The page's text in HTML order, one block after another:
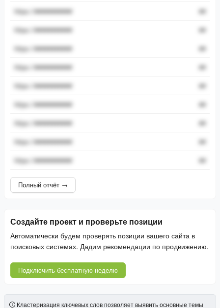
https://###########
##
https://###########
##
https://###########
##
https://###########
##
https://###########
##
https://###########
##
https://###########
##
https://###########
##
https://###########
##
Полный отчёт →
Создайте проект и проверьте позиции
Автоматически будем проверять позиции вашего сайта в
поисковых системах. Дадим рекомендации по продвижению.
Подключить бесплатную неделю
Кластеризация ключевых слов позволяет выявить основные темы